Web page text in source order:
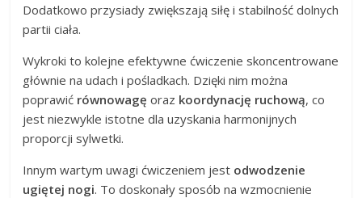
Dodatkowo przysiady zwiększają siłę i stabilność dolnych
partii ciała.
Wykroki to kolejne efektywne ćwiczenie skoncentrowane
głównie na udach i pośladkach. Dzięki nim można
poprawić równowagę oraz koordynację ruchową, co
jest niezwykle istotne dla uzyskania harmonijnych
proporcji sylwetki.
Innym wartym uwagi ćwiczeniem jest odwodzenie
ugiętej nogi. To doskonały sposób na wzmocnienie